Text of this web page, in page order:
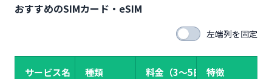
おすすめのSIMカード・eSIM
左端列を固定
サービス名 種類 料金（3〜5日）特徴